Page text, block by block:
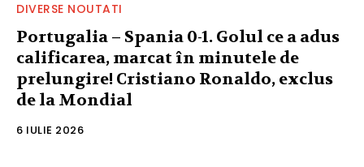
DIVERSE NOUTATI
Portugalia – Spania 0-1. Golul ce a adus
calificarea, marcat în minutele de
prelungire! Cristiano Ronaldo, exclus
de la Mondial
6 IULIE 2026